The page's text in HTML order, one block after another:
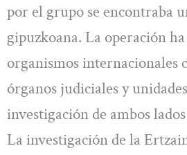
por el grupo se encontraba
gipuzkoana. La operación
organismos internacionales
órganos judiciales y
investigación de ambos
La investigación de la